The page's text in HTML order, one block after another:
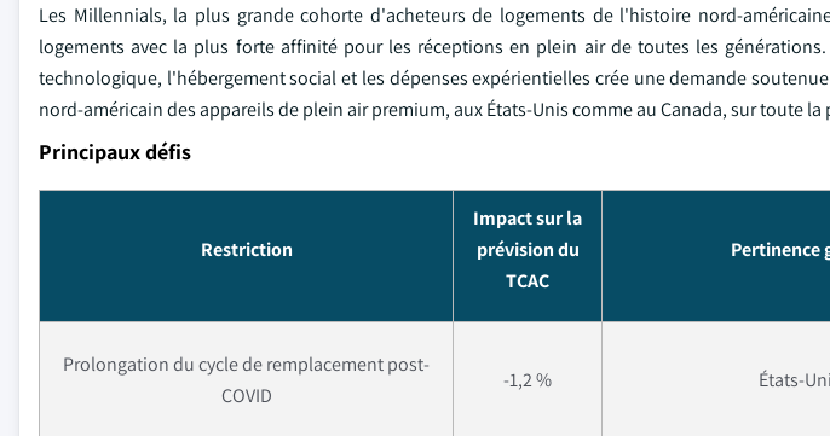
Les Millennials, la plus grande cohorte d'acheteurs de logements de l'histoire nord-
logements avec la plus forte affinité pour les réceptions en plein air de toutes les
technologique, l'hébergement social et les dépenses expérientielles crée une demande
nord-américain des appareils de plein air premium, aux États-Unis comme au Canada, sur toute
Principaux défis
Restriction
Impact sur la
prévision du
TCAC
Pertinence
Prolongation du cycle de remplacement post-
COVID
-1,2 % États-